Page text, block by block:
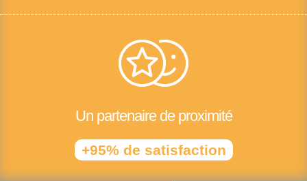
Un partenaire de proximité
+95% de satisfaction